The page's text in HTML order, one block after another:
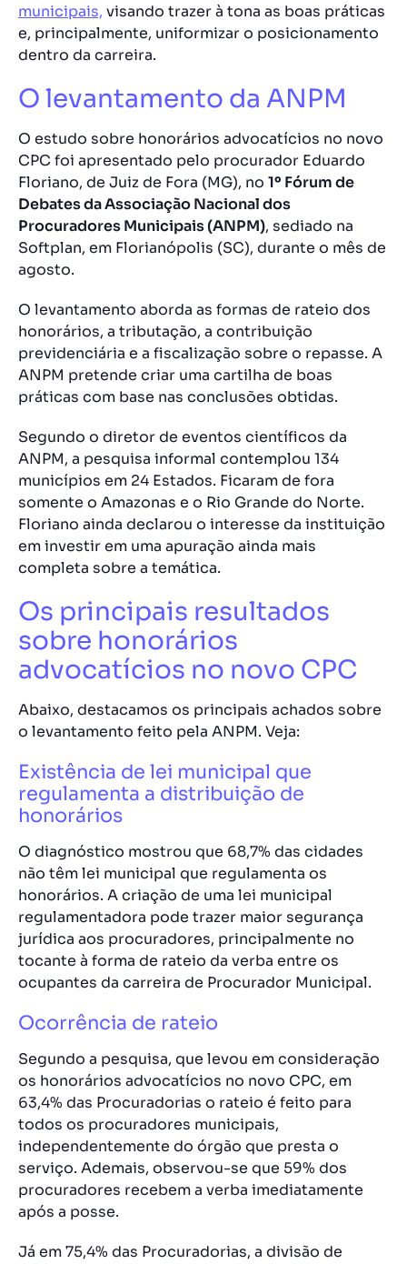
municipais, visando trazer à tona as boas práticas
e, principalmente, uniformizar o posicionamento
dentro da carreira.
O levantamento da ANPM
O estudo sobre honorários advocatícios no novo
CPC foi apresentado pelo procurador Eduardo
Floriano, de Juiz de Fora (MG), no 1º Fórum de
Debates da Associação Nacional dos
Procuradores Municipais (ANPM), sediado na
Softplan, em Florianópolis (SC), durante o mês de
agosto.
O levantamento aborda as formas de rateio dos
honorários, a tributação, a contribuição
previdenciária e a fiscalização sobre o repasse. A
ANPM pretende criar uma cartilha de boas
práticas com base nas conclusões obtidas.
Segundo o diretor de eventos científicos da
ANPM, a pesquisa informal contemplou 134
municípios em 24 Estados. Ficaram de fora
somente o Amazonas e o Rio Grande do Norte.
Floriano ainda declarou o interesse da instituição
em investir em uma apuração ainda mais
completa sobre a temática.
Os principais resultados
sobre honorários
advocatícios no novo CPC
Abaixo, destacamos os principais achados sobre
o levantamento feito pela ANPM. Veja:
Existência de lei municipal que
regulamenta a distribuição de
honorários
O diagnóstico mostrou que 68,7% das cidades
não têm lei municipal que regulamenta os
honorários. A criação de uma lei municipal
regulamentadora pode trazer maior segurança
jurídica aos procuradores, principalmente no
tocante à forma de rateio da verba entre os
ocupantes da carreira de Procurador Municipal.
Ocorrência de rateio
Segundo a pesquisa, que levou em consideração
os honorários advocatícios no novo CPC, em
63,4% das Procuradorias o rateio é feito para
todos os procuradores municipais,
independentemente do órgão que presta o
serviço. Ademais, observou-se que 59% dos
procuradores recebem a verba imediatamente
após a posse.
Já em 75,4% das Procuradorias, a divisão de